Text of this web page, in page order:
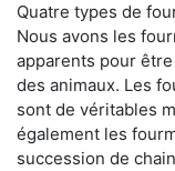
Quatre types de
Nous avons les
apparents pour
des animaux. Les
sont de véritables
également les
succession de